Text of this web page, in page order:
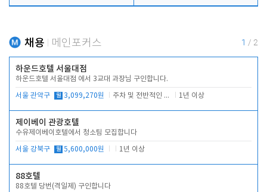
채용 메인포커스 1 / 2
하운드호텔 서울대점
하운드호텔 서울대점 에서 3교대 과장님 구인합니다.
서울 관악구 월 3,099,270원 주차 및 전반적인 당번업무 1년 이상
제이베이 관광호텔
수유제이베이호텔에서 청소팀 모집합니다
서울 강북구 월 5,600,000원 1년 이상
88호텔
88호텔 당번(격일제) 구인합니다